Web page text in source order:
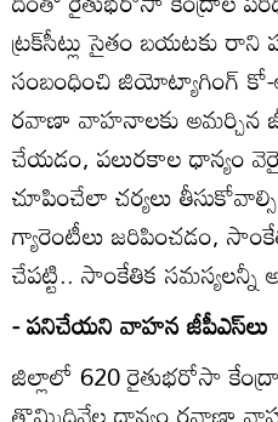
ట్రక్‌సీట్లు సైతం బయటకు రాని
సంబంధించి జియోట్యాగింగ్‌ కో-
రవాణా వాహనాలకు అమర్చిన
చేయడం, పలురకాల ధాన్యం
చూపించేలా చర్యలు
గ్యారెంటీలు జరిపించడం,
చేపట్టి.. సాంకేతిక
- పనిచేయని వాహన జీపీఎస్‌లు
జిల్లాలో 620 రైతుభరోసా